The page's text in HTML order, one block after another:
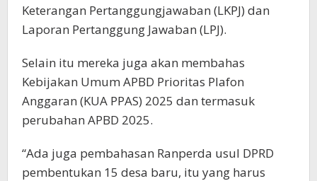
Keterangan Pertanggungjawaban (LKPJ) dan
Laporan Pertanggung Jawaban (LPJ).
Selain itu mereka juga akan membahas
Kebijakan Umum APBD Prioritas Plafon
Anggaran (KUA PPAS) 2025 dan termasuk
perubahan APBD 2025.
“Ada juga pembahasan Ranperda usul DPRD
pembentukan 15 desa baru, itu yang harus